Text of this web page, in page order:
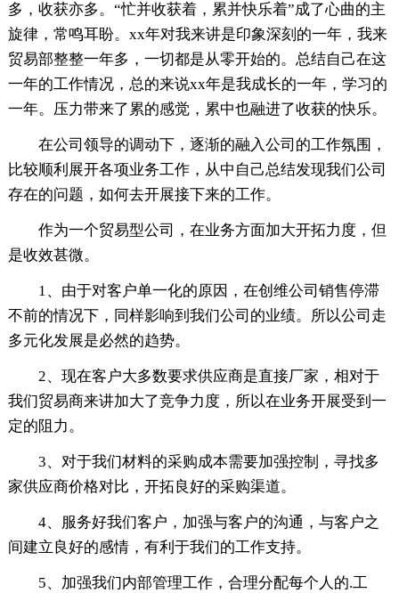
多，收获亦多。“忙并收获着，累并快乐着”成了心曲的主
旋律，常鸣耳盼。xx年对我来讲是印象深刻的一年，我来
贸易部整整一年多，一切都是从零开始的。总结自己在这
一年的工作情况，总的来说xx年是我成长的一年，学习的
一年。压力带来了累的感觉，累中也融进了收获的快乐。
在公司领导的调动下，逐渐的融入公司的工作氛围，
比较顺利展开各项业务工作，从中自己总结发现我们公司
存在的问题，如何去开展接下来的工作。
作为一个贸易型公司，在业务方面加大开拓力度，但
是收效甚微。
1、由于对客户单一化的原因，在创维公司销售停滞
不前的情况下，同样影响到我们公司的业绩。所以公司走
多元化发展是必然的趋势。
2、现在客户大多数要求供应商是直接厂家，相对于
我们贸易商来讲加大了竞争力度，所以在业务开展受到一
定的阻力。
3、对于我们材料的采购成本需要加强控制，寻找多
家供应商价格对比，开拓良好的采购渠道。
4、服务好我们客户，加强与客户的沟通，与客户之
间建立良好的感情，有利于我们的工作支持。
5、加强我们内部管理工作，合理分配每个人的.工